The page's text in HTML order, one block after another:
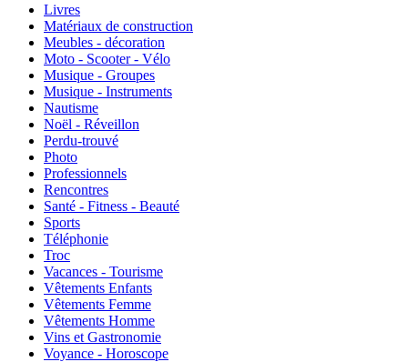
Livres
Matériaux de construction
Meubles - décoration
Moto - Scooter - Vélo
Musique - Groupes
Musique - Instruments
Nautisme
Noël - Réveillon
Perdu-trouvé
Photo
Professionnels
Rencontres
Santé - Fitness - Beauté
Sports
Téléphonie
Troc
Vacances - Tourisme
Vêtements Enfants
Vêtements Femme
Vêtements Homme
Vins et Gastronomie
Voyance - Horoscope